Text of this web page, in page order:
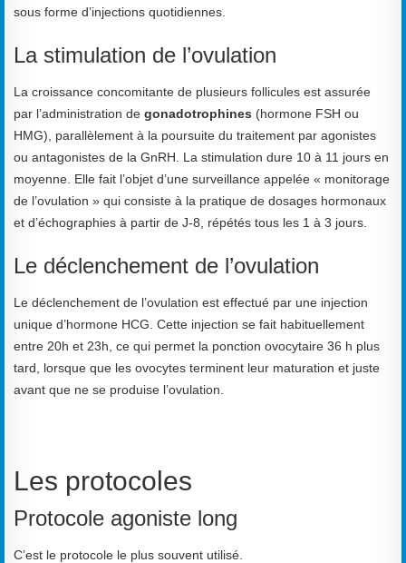
sous forme d’injections quotidiennes.
La stimulation de l’ovulation
La croissance concomitante de plusieurs follicules est assurée
par l’administration de gonadotrophines (hormone FSH ou
HMG), parallèlement à la poursuite du traitement par agonistes
ou antagonistes de la GnRH. La stimulation dure 10 à 11 jours en
moyenne. Elle fait l’objet d’une surveillance appelée « monitorage
de l’ovulation » qui consiste à la pratique de dosages hormonaux
et d’échographies à partir de J-8, répétés tous les 1 à 3 jours.
Le déclenchement de l’ovulation
Le déclenchement de l’ovulation est effectué par une injection
unique d’hormone HCG. Cette injection se fait habituellement
entre 20h et 23h, ce qui permet la ponction ovocytaire 36 h plus
tard, lorsque que les ovocytes terminent leur maturation et juste
avant que ne se produise l’ovulation.
Les protocoles
Protocole agoniste long
C’est le protocole le plus souvent utilisé.